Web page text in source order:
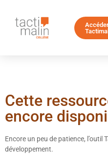
Cette
encore
Encore un peu de patience, l’outil
développement.